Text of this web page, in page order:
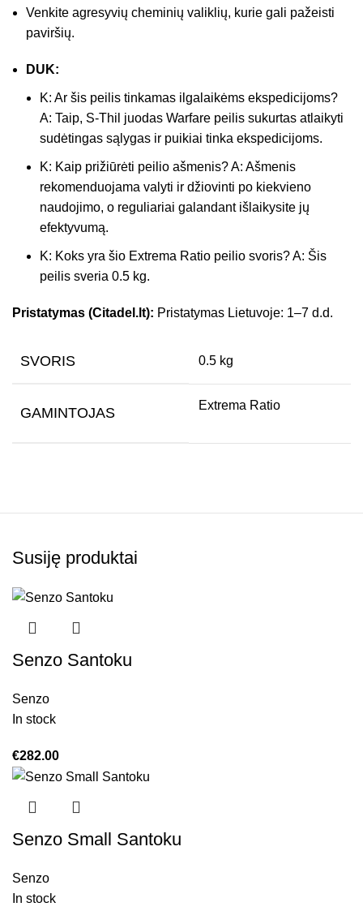
Venkite agresyvių cheminių valiklių, kurie gali pažeisti
paviršių.
DUK:
K: Ar šis peilis tinkamas ilgalaikėms ekspedicijoms?
A: Taip, S-Thil juodas Warfare peilis sukurtas atlaikyti
sudėtingas sąlygas ir puikiai tinka ekspedicijoms.
K: Kaip prižiūrėti peilio ašmenis? A: Ašmenis
rekomenduojama valyti ir džiovinti po kiekvieno
naudojimo, o reguliariai galandant išlaikysite jų
efektyvumą.
K: Koks yra šio Extrema Ratio peilio svoris? A: Šis
peilis sveria 0.5 kg.
Pristatymas (Citadel.lt): Pristatymas Lietuvoje: 1–7 d.d.
SVORIS 0.5 kg
GAMINTOJAS Extrema Ratio
Susiję produktai
Senzo Santoku
Senzo
In stock
€282.00
Senzo Small Santoku
Senzo
In stock